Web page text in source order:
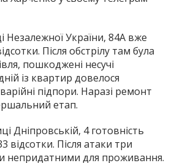
Незалежної України, 84А вже
Після обстрілу там була
пошкоджені несучі
із квартир довелося
підпори. Наразі ремонт
етап.
Дніпровській, 4 готовність
відсотки. Після атаки три
непридатними для проживання.